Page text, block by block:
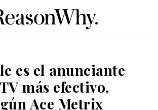
es el anunciante
más efectivo,
Ace Metrix